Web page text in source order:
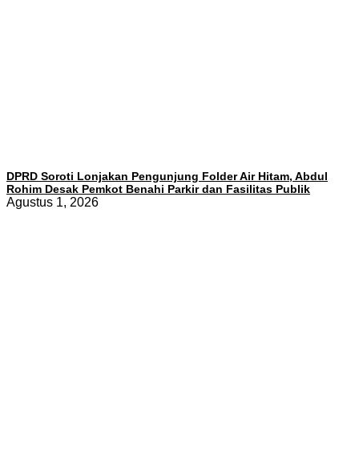
DPRD Soroti Lonjakan Pengunjung Folder Air Hitam, Abdul
Rohim Desak Pemkot Benahi Parkir dan Fasilitas Publik
Agustus 1, 2026